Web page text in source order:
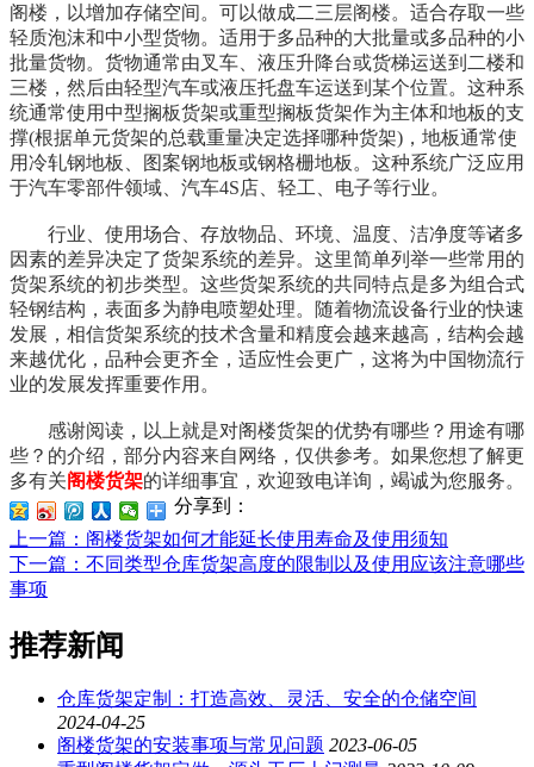
阁楼，以增加存储空间。可以做成二三层阁楼。适合存取一些
轻质泡沫和中小型货物。适用于多品种的大批量或多品种的小
批量货物。货物通常由叉车、液压升降台或货梯运送到二楼和
三楼，然后由轻型汽车或液压托盘车运送到某个位置。这种系
统通常使用中型搁板货架或重型搁板货架作为主体和地板的支
撑(根据单元货架的总载重量决定选择哪种货架)，地板通常使
用冷轧钢地板、图案钢地板或钢格栅地板。这种系统广泛应用
于汽车零部件领域、汽车4S店、轻工、电子等行业。
行业、使用场合、存放物品、环境、温度、洁净度等诸多
因素的差异决定了货架系统的差异。这里简单列举一些常用的
货架系统的初步类型。这些货架系统的共同特点是多为组合式
轻钢结构，表面多为静电喷塑处理。随着物流设备行业的快速
发展，相信货架系统的技术含量和精度会越来越高，结构会越
来越优化，品种会更齐全，适应性会更广，这将为中国物流行
业的发展发挥重要作用。
感谢阅读，以上就是对阁楼货架的优势有哪些？用途有哪
些？的介绍，部分内容来自网络，仅供参考。如果您想了解更
多有关阁楼货架的详细事宜，欢迎致电详询，竭诚为您服务。
分享到：
上一篇 ：阁楼货架如何才能延长使用寿命及使用须知
下一篇 ：不同类型仓库货架高度的限制以及使用应该注意哪些
事项
推荐新闻
仓库货架定制：打造高效、灵活、安全的仓储空间
2024-04-25
阁楼货架的安装事项与常见问题 2023-06-05